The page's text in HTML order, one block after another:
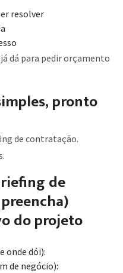
resolver
dá para pedir orçamento
pronto
de contratação.
de
do projeto
onde dói):
de negócio):